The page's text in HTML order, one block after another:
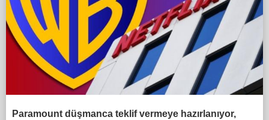
Paramount düşmanca teklif vermeye hazırlanıyor,